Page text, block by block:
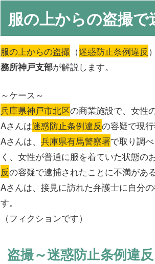
服の上からの盗撮で
服の上からの盗撮 （迷惑防止条例違反
務所神戸支部が解説します。
～ケース～
兵庫県神戸市北区の商業施設で、女性
Aさんは迷惑防止条例違反の容疑で現
Aさんは、 兵庫県有馬警察署で取り調
く、女性が普通に服を着ていた状態の
反の容疑で逮捕されたことに不満があ
Aさんは、接見に訪れた弁護士に自分
す。
（フィクションです）
盗撮～迷惑防止条例違